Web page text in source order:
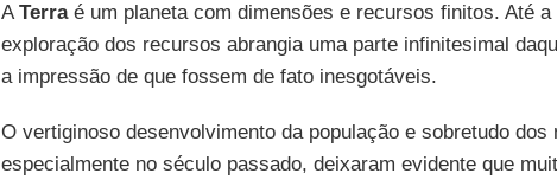
ATerraé um planeta com dimensões e recursos finitos. Até a
exploração dos recursos abrangia uma parte infinitesimal
a impressão de que fossem de fato inesgotáveis.
O vertiginoso desenvolvimento da população e sobretudo dos
especialmente no século passado, deixaram evidente que